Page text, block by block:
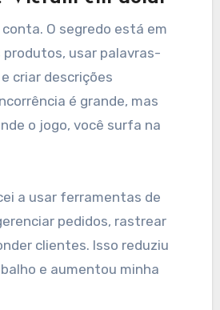
O segredo está em
produtos, usar palavras-
criar descrições
é grande, mas
o jogo, você surfa na
a usar ferramentas de
pedidos, rastrear
clientes. Isso reduziu
e aumentou minha